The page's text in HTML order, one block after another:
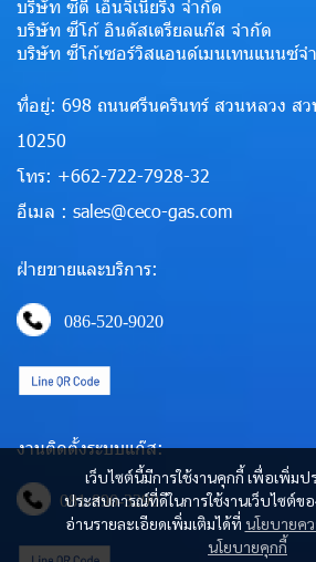
เว็บไซต์นี้มีการใช้งานคุกกี้ เพื่อเพิ่ม
ประสบการณ์ที่ดีในการใช้งานเว็บไซต์ข
อ่านรายละเอียดเพิ่มเติมได้ที่ นโยบายค
นโยบายคุกกี้
บริษัท ซิตี้ เอ็นจิเนียริ่ง จำกัด
บริษัท ซีโก้ อินดัสเตรียลแก๊ส จำกัด
บริษัท ซีโก้เซอร์วิสแอนด์เมนเทนแนนซ์จ
ที่อยู่: 698 ถนนศรีนครินทร์ สวนหลวง สว
10250
โทร: +662-722-7928-32
อีเมล : sales@ceco-gas.com
ฝ่ายขายและบริการ:
086-520-9020
งานติดตั้งระบบแก๊ส:
081-890-3290